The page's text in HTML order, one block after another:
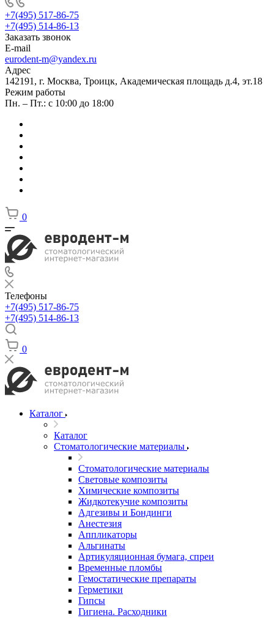
+7(495) 517-86-75
+7(495) 514-86-13
Заказать звонок
E-mail
eurodent-m@yandex.ru
Адрес
142191, г. Москва, Троицк, Академическая площадь д.4, эт.18
Режим работы
Пн. – Пт.: с 10:00 до 18:00
0
Телефоны
+7(495) 517-86-75
+7(495) 514-86-13
0
Каталог
Каталог
Стоматологические материалы
Стоматологические материалы
Световые композиты
Химические композиты
Жидкотекучие композиты
Адгезивы и Бондинги
Анестезия
Аппликаторы
Альгинаты
Артикуляционная бумага, спреи
Временные пломбы
Гемостатические препараты
Герметики
Гипсы
Гигиена. Расходники